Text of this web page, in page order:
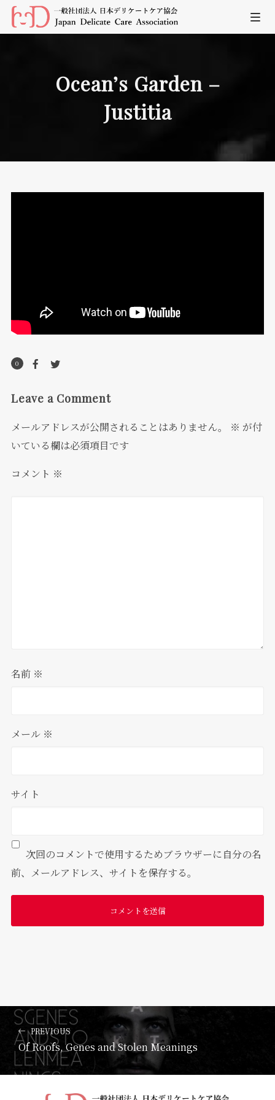
Ocean’s Garden –
Justitia
0
Leave a Comment
メールアドレスが公開されることはありません。 ※ が付
いている欄は必須項目です
コメント ※
名前 ※
メール ※
サイト
次回のコメントで使用するためブラウザーに自分の名
前、メールアドレス、サイトを保存する。
PREVIOUS
Of Roofs, Genes and Stolen Meanings